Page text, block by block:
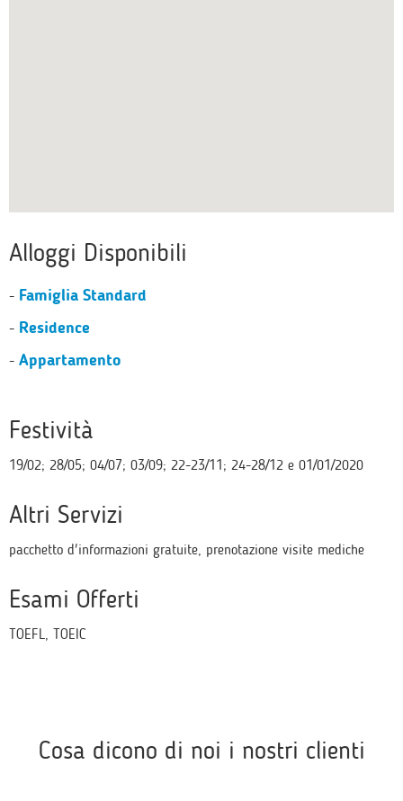
Alloggi Disponibili
- Famiglia Standard
- Residence
- Appartamento
Festività
19/02; 28/05; 04/07; 03/09; 22-23/11; 24-28/12 e 01/01/2020
Altri Servizi
pacchetto d'informazioni gratuite, prenotazione visite mediche
Esami Offerti
TOEFL, TOEIC
Cosa dicono di noi i nostri clienti